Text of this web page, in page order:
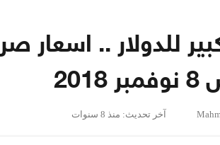
للدولار ..
آخر تحديث: منذ 8 سنوات